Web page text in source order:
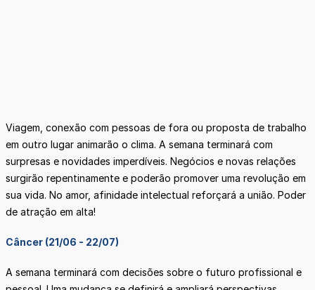
Viagem, conexão com pessoas de fora ou proposta de trabalho
em outro lugar animarão o clima. A semana terminará com
surpresas e novidades imperdíveis. Negócios e novas relações
surgirão repentinamente e poderão promover uma revolução em
sua vida. No amor, afinidade intelectual reforçará a união. Poder
de atração em alta!
Câncer (21/06 - 22/07)
A semana terminará com decisões sobre o futuro profissional e